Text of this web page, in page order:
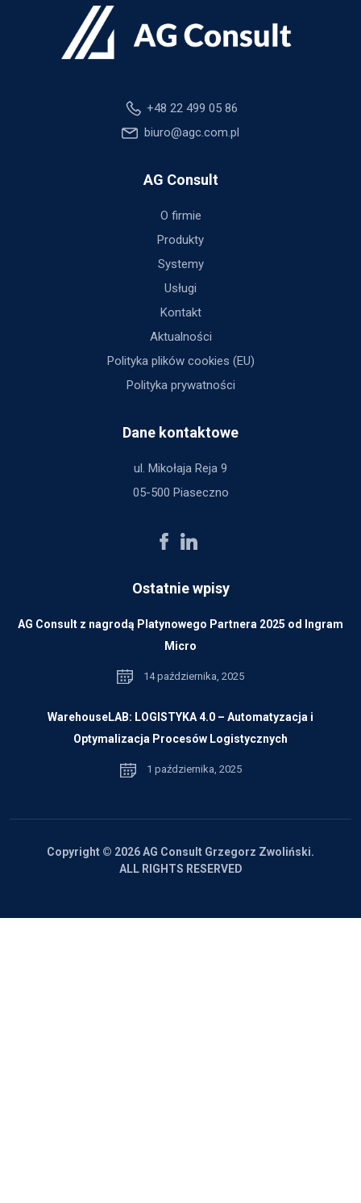
+48 22 499 05 86
biuro@agc.com.pl
AG Consult
O firmie
Produkty
Systemy
Usługi
Kontakt
Aktualności
Polityka plików cookies (EU)
Polityka prywatności
Dane kontaktowe
ul. Mikołaja Reja 9
05-500 Piaseczno
Ostatnie wpisy
AG Consult z nagrodą Platynowego Partnera 2025 od Ingram
Micro
14 października, 2025
WarehouseLAB: LOGISTYKA 4.0 – Automatyzacja i
Optymalizacja Procesów Logistycznych
1 października, 2025
Copyright © 2026 AG Consult Grzegorz Zwoliński.
ALL RIGHTS RESERVED